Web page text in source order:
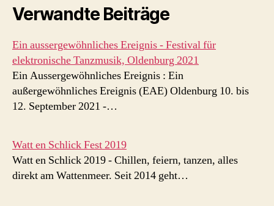
Verwandte Beiträge
Ein aussergewöhnliches Ereignis - Festival für
elektronische Tanzmusik, Oldenburg 2021
Ein Aussergewöhnliches Ereignis : Ein
außergewöhnliches Ereignis (EAE) Oldenburg 10. bis
12. September 2021 -…
Watt en Schlick Fest 2019
Watt en Schlick 2019 - Chillen, feiern, tanzen, alles
direkt am Wattenmeer. Seit 2014 geht…